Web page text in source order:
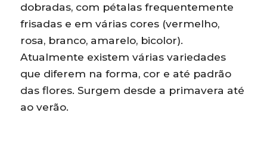
dobradas, com pétalas frequentemente
frisadas e em várias cores (vermelho,
rosa, branco, amarelo, bicolor).
Atualmente existem várias variedades
que diferem na forma, cor e até padrão
das flores. Surgem desde a primavera até
ao verão.